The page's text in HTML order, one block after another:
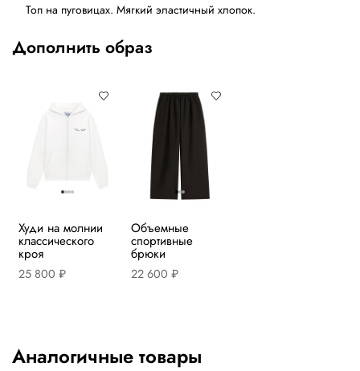
Топ на пуговицах. Мягкий эластичный хлопок.
Дополнить образ
Худи на молнии
классического
кроя
25 800 ₽
Объемные
спортивные
брюки
22 600 ₽
Аналогичные товары